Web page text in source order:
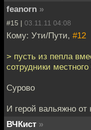
feanorn »
#15 | 03.11.11 04:08
Кому: Ути/Пути, #12
> пусть из пепла
сотрудники
Сурово
И герой вальяжно
ВЧКист »